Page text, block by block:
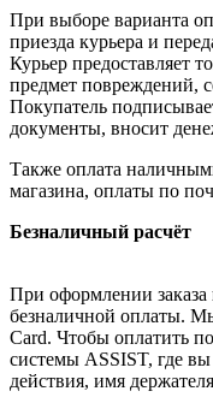
При выборе варианта
приезда курьера и
Курьер предоставляет
предмет повреждений,
Покупатель
документы, вносит
Также оплата
магазина, оплаты по
Безналичный расчёт
При оформлении заказа
безналичной оплаты.
Card. Чтобы оплатить
системы ASSIST, где
действия, имя